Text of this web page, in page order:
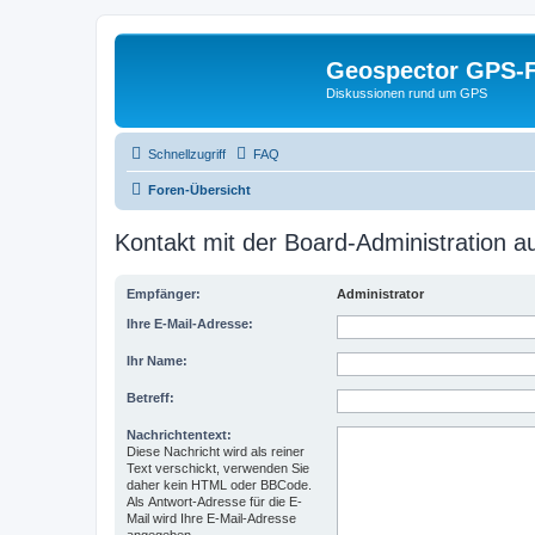
Geospector
Diskussionen rund um GPS
Schnellzugriff FAQ
Foren-Übersicht
Kontakt mit der Board-Administration
Empfänger: Administrator
Ihre E-Mail-Adresse:
Ihr Name:
Betreff:
Nachrichtentext:
Diese Nachricht wird als reiner
Text verschickt, verwenden Sie
daher kein HTML oder BBCode.
Als Antwort-Adresse für die E-
Mail wird Ihre E-Mail-Adresse